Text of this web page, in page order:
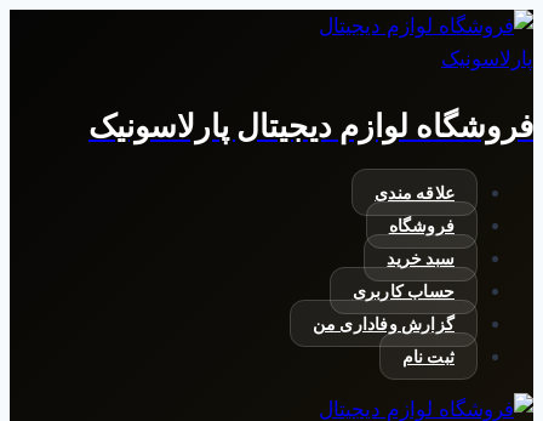
بازگشت
به
فروشگاه لوازم دیجیتال پارلاسونیک
علاقه مندی
فروشگاه
سبد خرید
حساب کاربری
گزارش وفاداری من
ثبت نام